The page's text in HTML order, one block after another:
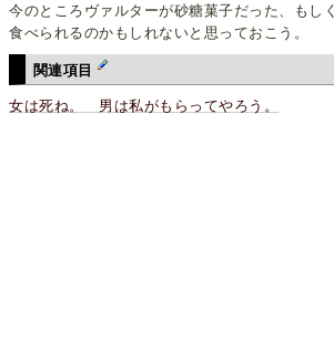
今のところヴァルターが砂糖菓子だった、もし
食べられるのかもしれないと思っておこう。
関連項目
女は死ね。 男は私がもらってやろう。